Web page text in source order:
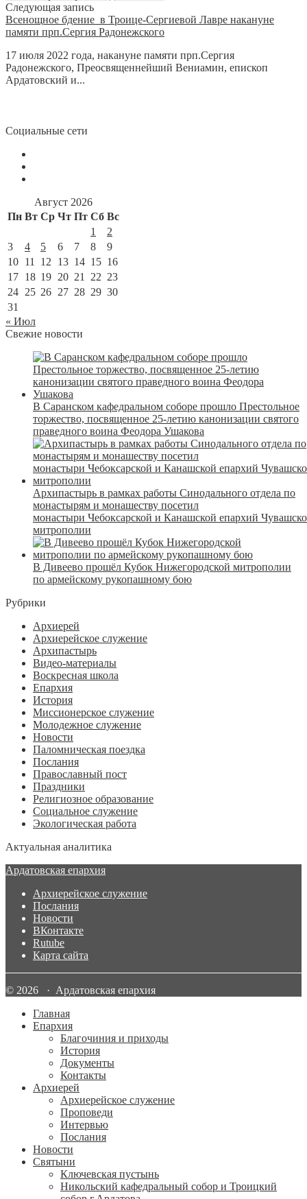
Следующая запись
Всенощное бдение в Троице-Сергиевой Лавре накануне
памяти прп.Сергия Радонежского
17 июля 2022 года, накануне памяти прп.Сергия
Радонежского, Преосвященнейший Вениамин, епископ
Ардатовский и...
Социальные сети
Август 2026
Пн Вт Ср Чт Пт Сб Вс
1
2
3
4 5 6 7 8
9
10 11 12 13 14 15 16
17 18 19 20 21 22 23
24 25 26 27 28 29 30
31
« Июл
Свежие новости
В Саранском кафедральном соборе прошло Престольное
торжество, посвященное 25-летию канонизации святого
праведного воина Феодора Ушакова
Архипастырь в рамках работы Синодального отдела по
монастырям и монашеству посетил
монастыри Чебоксарской и Канашской епархий
митрополии
В Дивеево прошёл Кубок Нижегородской митрополии
по армейскому рукопашному бою
Рубрики
Архиерей
Архиерейское служение
Архипастырь
Видео-материалы
Воскресная школа
Епархия
История
Миссионерское служение
Молодежное служение
Новости
Паломническая поездка
Послания
Православный пост
Праздники
Религиозное образование
Социальное служение
Экологическая работа
Актуальная аналитика
Ардатовская епархия
Архиерейское служение
Послания
Новости
ВКонтакте
Rutube
Карта сайта
© 2026 · Ардатовская епархия
Главная
Епархия
Благочиния и приходы
История
Документы
Контакты
Архиерей
Архиерейское служение
Проповеди
Интервью
Послания
Новости
Святыни
Ключевская пустынь
Никольский кафедральный собор и Троицкий